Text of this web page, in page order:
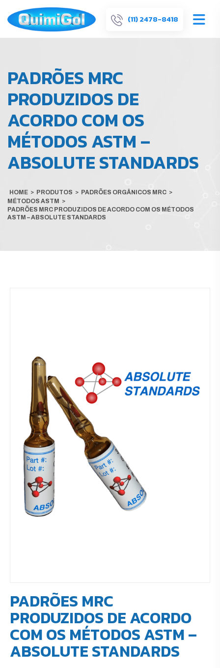
(11) 2478-8418
PADRÕES MRC
PRODUZIDOS DE
ACORDO COM OS
MÉTODOS ASTM –
ABSOLUTE STANDARDS
HOME > PRODUTOS > PADRÕES ORGÂNICOS MRC >
MÉTODOS ASTM >
PADRÕES MRC PRODUZIDOS DE ACORDO COM OS MÉTODOS
ASTM – ABSOLUTE STANDARDS
PADRÕES MRC
PRODUZIDOS DE ACORDO
COM OS MÉTODOS ASTM –
ABSOLUTE STANDARDS